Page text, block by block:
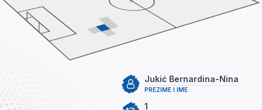
PREZIME I IME
Jukić Bernardina-Nina
1